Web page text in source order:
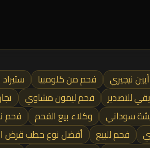
نيجيري فحم من كلومبيا
للتصدير فحم ليمون مشاوي
سوداني وكلاء بيع الفحم فحم
فحم للبيع أفضل نوع حطب قرض